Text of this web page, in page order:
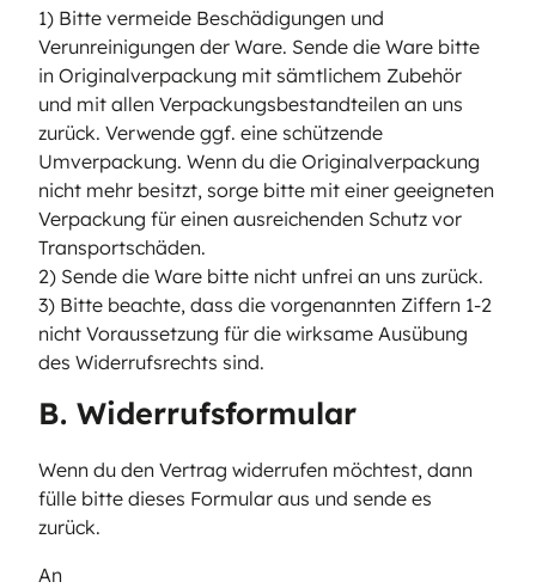
1) Bitte vermeide Beschädigungen und
Verunreinigungen der Ware. Sende die Ware bitte
in Originalverpackung mit sämtlichem Zubehör
und mit allen Verpackungsbestandteilen an uns
zurück. Verwende ggf. eine schützende
Umverpackung. Wenn du die Originalverpackung
nicht mehr besitzt, sorge bitte mit einer geeigneten
Verpackung für einen ausreichenden Schutz vor
Transportschäden.
2) Sende die Ware bitte nicht unfrei an uns zurück.
3) Bitte beachte, dass die vorgenannten Ziffern 1-2
nicht Voraussetzung für die wirksame Ausübung
des Widerrufsrechts sind.
B. Widerrufsformular
Wenn du den Vertrag widerrufen möchtest, dann
fülle bitte dieses Formular aus und sende es
zurück.
An